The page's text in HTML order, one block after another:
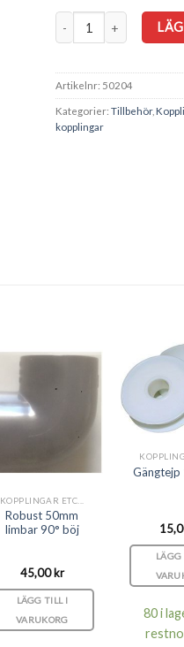
Skarvkoppling 9 mm
Artikelnr: 50204
Kategorier: Tillbehör,
kopplingar
KOPPLINGAR ETC...
Robust 50mm
limbar 90° böj
45,00kr
LÄGG TILL I
VARUKORG
Gängtejp
LÄGG
80 i